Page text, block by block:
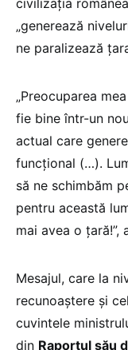
„generează
ne paralizează
„Preocuparea
fie bine într-un
actual care
funcțional (…).
să ne schimbăm
pentru această
mai avea o țară!”,
Mesajul, care la
recunoaștere și
cuvintele
din Raportul său